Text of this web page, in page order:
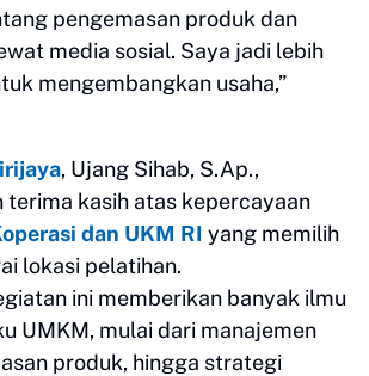
pengemasan produk dan
media sosial. Saya jadi lebih
mengembangkan usaha,”
, Ujang Sihab, S.Ap.,
terima kasih atas kepercayaan
dan UKM RI yang memilih
lokasi pelatihan.
ini memberikan banyak ilmu
UMKM, mulai dari manajemen
produk, hingga strategi